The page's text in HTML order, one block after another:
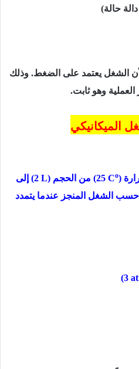
حالة)
الشغل یعتمد على الضغط. وذلك
وهو ثابت.
الميكانيكي
(25 Co) من الحجم (2 L) إلى
الشغل المنجز عندما یتمدد
(3